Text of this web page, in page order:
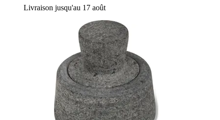
Livraison jusqu'au 17 août